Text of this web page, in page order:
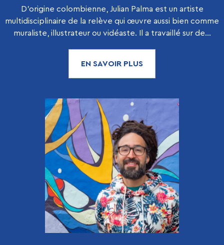
D’origine colombienne, Julian Palma est un artiste
multidisciplinaire de la relève qui œuvre aussi bien comme
muraliste, illustrateur ou vidéaste. Il a travaillé sur de...
EN SAVOIR PLUS